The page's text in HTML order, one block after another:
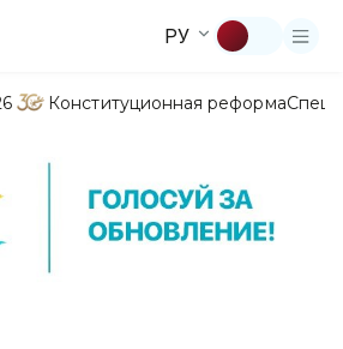
РУ
Конституционная реформа